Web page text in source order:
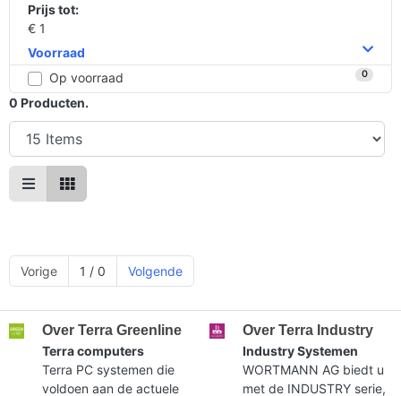
Prijs tot:
€ 1
Voorraad
Op voorraad
0
0 Producten.
Vorige 1 / 0 Volgende
Over Terra Greenline
Terra computers
Terra PC systemen die
voldoen aan de actuele
Over Terra Industry
Industry Systemen
WORTMANN AG biedt u
met de INDUSTRY serie,